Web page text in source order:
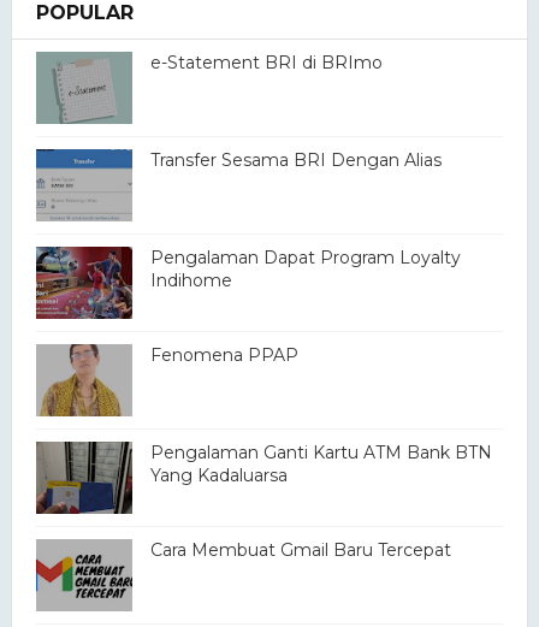
POPULAR
e-Statement BRI di BRImo
Transfer Sesama BRI Dengan Alias
Pengalaman Dapat Program Loyalty
Indihome
Fenomena PPAP
Pengalaman Ganti Kartu ATM Bank BTN
Yang Kadaluarsa
Cara Membuat Gmail Baru Tercepat